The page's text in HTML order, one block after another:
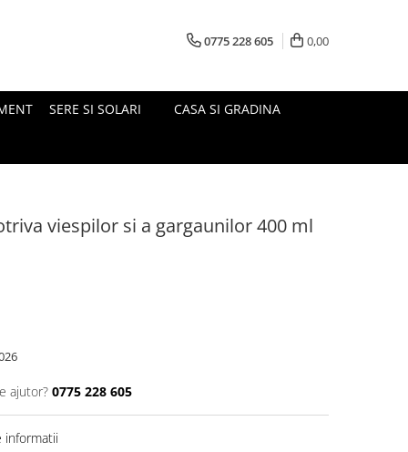
0775 228 605 0,00
SERE SI SOLARI CASA SI GRADINA
viespilor si a gargaunilor 400 ml
ajutor? 0775 228 605
informatii